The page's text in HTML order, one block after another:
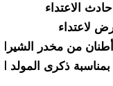
الاعتداء
لاعتداء
ذكرى المولد